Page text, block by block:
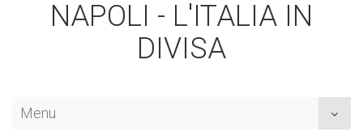
NAPOLI - L'ITALIA IN
DIVISA
Menu